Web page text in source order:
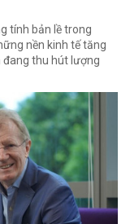
tính bản lề trong
nền kinh tế tăng
đang thu hút lượng